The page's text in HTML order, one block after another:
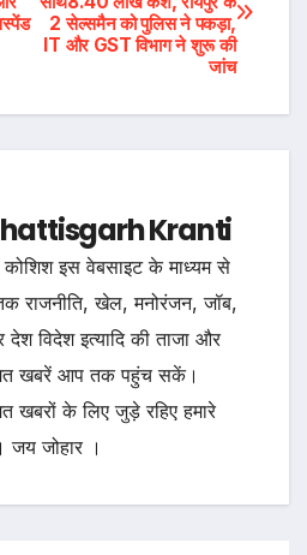
2 सेल्समैन को पुलिस ने पकड़ा,
IT और GST विभाग ने शुरू की
जांच
Kranti
कोशिश इस वेबसाइट के माध्यम से
राजनीति, खेल, मनोरंजन, जॉब,
देश विदेश इत्यादि की ताजा और
खबरें आप तक पहुंच सकें।
खबरों के लिए जुड़े रहिए हमारे
जय जोहार ।